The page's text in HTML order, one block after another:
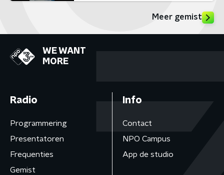
Meer gemist
WE WANT
MORE
Radio
Programmering
Presentatoren
Frequenties
Gemist
Info
Contact
NPO Campus
App de studio